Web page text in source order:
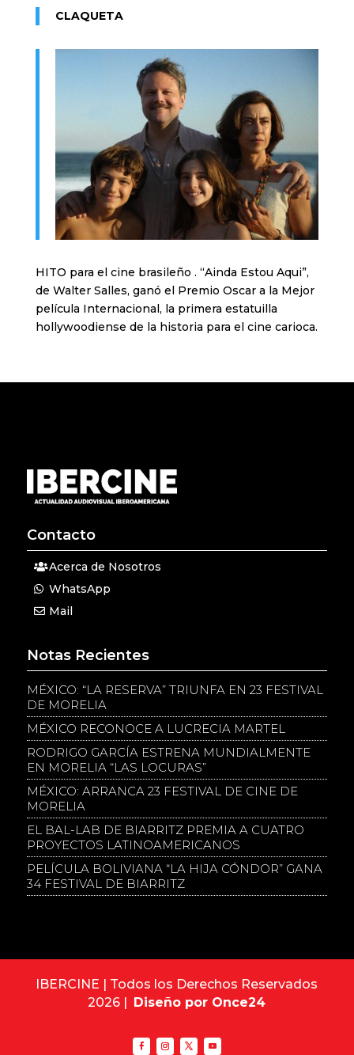
CLAQUETA
HITO para el cine brasileño . “Ainda Estou Aqui”,
de Walter Salles, ganó el Premio Oscar a la Mejor
película Internacional, la primera estatuilla
hollywoodiense de la historia para el cine carioca.
Contacto
Acerca de Nosotros
WhatsApp
Mail
Notas Recientes
MÉXICO: “LA RESERVA” TRIUNFA EN 23 FESTIVAL
DE MORELIA
MÉXICO RECONOCE A LUCRECIA MARTEL
RODRIGO GARCÍA ESTRENA MUNDIALMENTE
EN MORELIA “LAS LOCURAS”
MÉXICO: ARRANCA 23 FESTIVAL DE CINE DE
MORELIA
EL BAL-LAB DE BIARRITZ PREMIA A CUATRO
PROYECTOS LATINOAMERICANOS
PELÍCULA BOLIVIANA “LA HIJA CÓNDOR” GANA
34 FESTIVAL DE BIARRITZ
IBERCINE | Todos los Derechos Reservados
2026 | Diseño por Once24